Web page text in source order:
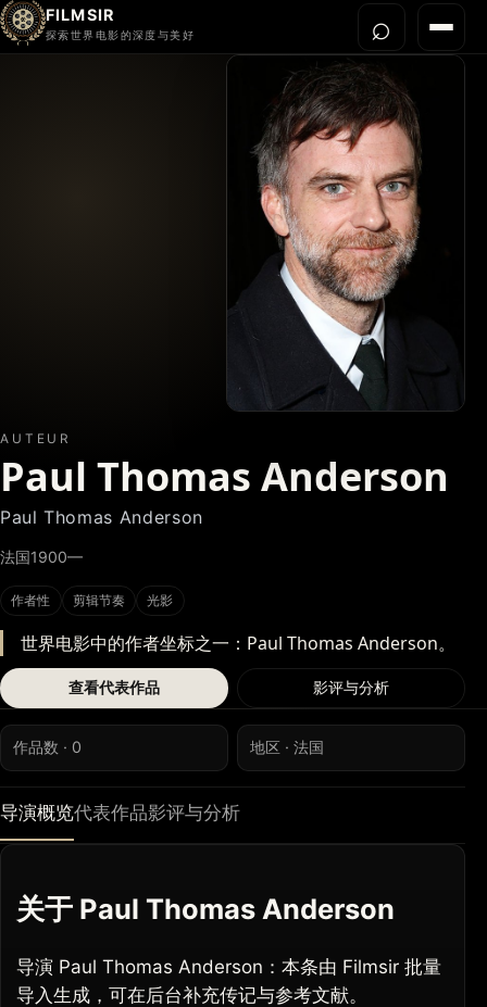
FILMSIR
探索世界电影的深度与美好 菜单
⌕打开
AUTEUR
Paul Thomas Anderson
Paul Thomas Anderson
法国1900—
作者性 剪辑节奏 光影
世界电影中的作者坐标之一：Paul Thomas Anderson。
查看代表作品 影评与分析
作品数 · 0 地区 · 法国
导演概览代表作品影评与分析
关于 Paul Thomas Anderson
导演 Paul Thomas Anderson：本条由 Filmsir 批量
导入生成，可在后台补充传记与参考文献。